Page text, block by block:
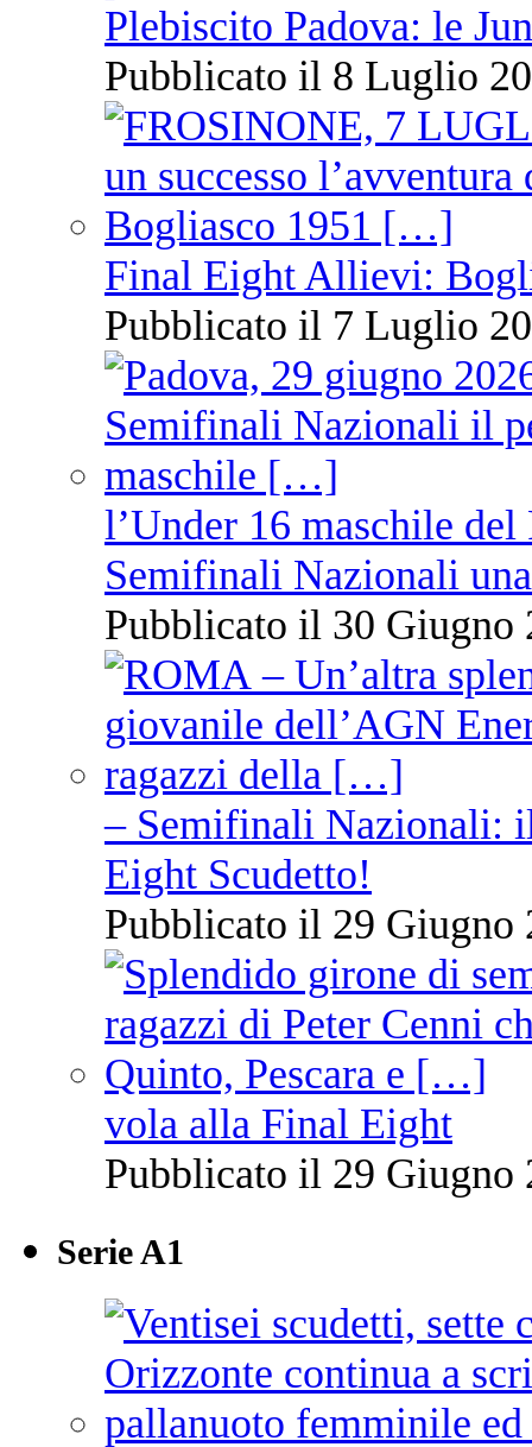
Plebiscito Padova: le
Pubblicato il 8 Luglio
Final Eight Allievi:
Pubblicato il 7 Luglio
l’Under 16 maschile
Semifinali Nazionali
Pubblicato il 30 Giugno
– Semifinali Nazionali:
Eight Scudetto!
Pubblicato il 29 Giugno
vola alla Final Eight
Pubblicato il 29 Giugno
Serie A1